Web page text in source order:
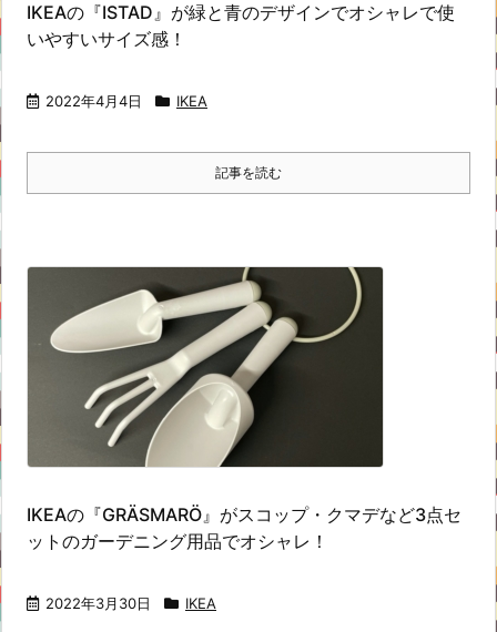
IKEAの『ISTAD』が緑と青のデザインでオシャレで使
いやすいサイズ感！
2022年4月4日 IKEA
記事を読む
IKEAの『GRÄSMARÖ』がスコップ・クマデなど3点セ
ットのガーデニング用品でオシャレ！
2022年3月30日 IKEA